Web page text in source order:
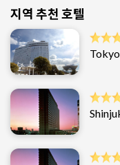
지역 추천 호텔